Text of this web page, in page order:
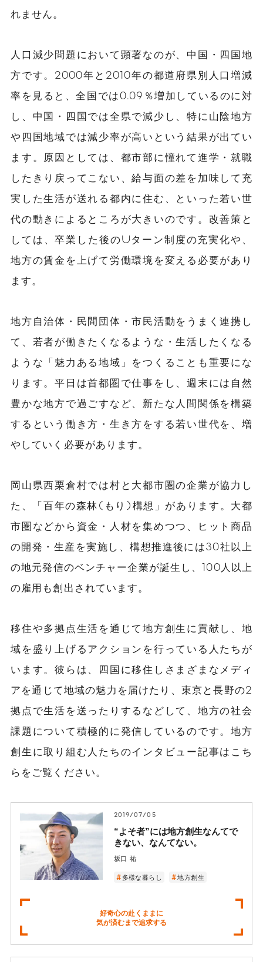
れません。
人口減少問題において顕著なのが、中国・四国地
方です。2000年と2010年の都道府県別人口増減
率を見ると、全国では0.09％増加しているのに対
し、中国・四国では全県で減少し、特に山陰地方
や四国地域では減少率が高いという結果が出てい
ます。原因としては、都市部に憧れて進学・就職
したきり戻ってこない、給与面の差を加味して充
実した生活が送れる都内に住む、といった若い世
代の動きによるところが大きいのです。改善策と
しては、卒業した後のUターン制度の充実化や、
地方の賃金を上げて労働環境を変える必要があり
ます。
地方自治体・民間団体・市民活動をうまく連携し
て、若者が働きたくなるような・生活したくなる
ような「魅力ある地域」をつくることも重要にな
ります。平日は首都圏で仕事をし、週末には自然
豊かな地方で過ごすなど、新たな人間関係を構築
するという働き方・生き方をする若い世代を、増
やしていく必要があります。
岡山県西栗倉村では村と大都市圏の企業が協力し
た、「百年の森林(もり)構想」があります。大都
市圏などから資金・人材を集めつつ、ヒット商品
の開発・生産を実施し、構想推進後には30社以上
の地元発信のベンチャー企業が誕生し、100人以上
の雇用も創出されています。
移住や多拠点生活を通じて地方創生に貢献し、地
域を盛り上げるアクションを行っている人たちが
います。彼らは、四国に移住しさまざまなメディ
アを通じて地域の魅力を届けたり、東京と長野の2
拠点で生活を送ったりするなどして、地方の社会
課題について積極的に発信しているのです。地方
創生に取り組む人たちのインタビュー記事はこち
らをご覧ください。
2019/07/05
“よそ者”には地方創生なんてで
きない、なんてない。
坂口 祐
多様な暮らし 地方創生
好奇心の赴くままに
気が済むまで追求する